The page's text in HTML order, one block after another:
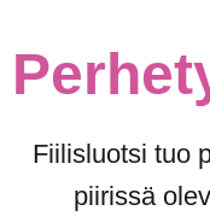
Fiilisluotsi tuo
piirissä